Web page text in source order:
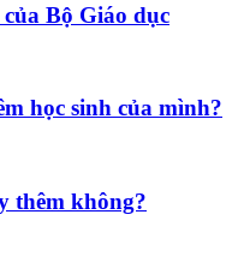
Bộ Giáo dục
học sinh của mình?
thêm không?